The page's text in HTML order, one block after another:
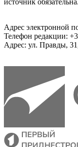
Адрес электронной
Телефон редакции:
Адрес: ул. Правды,